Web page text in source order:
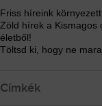
Friss híreink
Zöld hírek a Kismagos
életből!
Töltsd ki, hogy ne
Címkék